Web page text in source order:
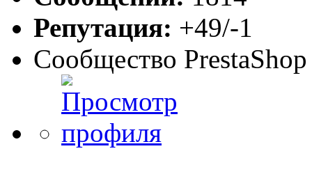
Репутация: +49/-1
Сообщество PrestaShop